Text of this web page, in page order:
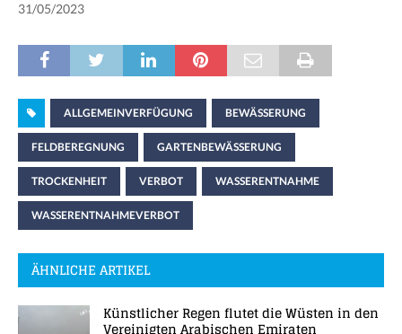
31/05/2023
ALLGEMEINVERFÜGUNG BEWÄSSERUNG
FELDBEREGNUNG GARTENBEWÄSSERUNG
TROCKENHEIT VERBOT WASSERENTNAHME
WASSERENTNAHMEVERBOT
ÄHNLICHE ARTIKEL
Künstlicher Regen flutet die Wüsten in den
Vereinigten Arabischen Emiraten